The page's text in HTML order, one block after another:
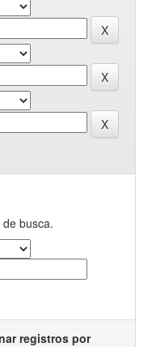
busca.
registros por